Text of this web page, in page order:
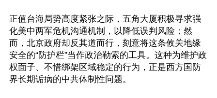
正值台海局势高度紧张之际，五角大厦积极寻求强
化美中两军危机沟通机制，以降低误判风险；然
而，北京政府却反其道而行，刻意将这条攸关地缘
安全的“防护栏”当作政治勒索的工具。这种为维护政
权面子、不惜绑架区域稳定的行为，正是西方国防
界长期诟病的中共体制性问题。